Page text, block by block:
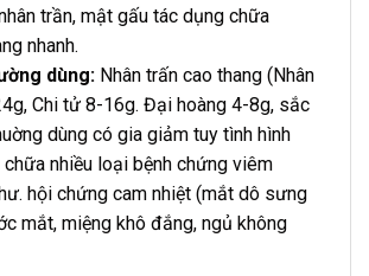
trần, mật gấu tác dụng chữa
nhanh.
dùng: Nhân trấn cao thang (Nhân
Chi tử 8-16g. Đại hoàng 4-8g, sắc
dùng có gia giảm tuy tình hình
chữa nhiều loại bệnh chứng viêm
hội chứng cam nhiệt (mắt dô sưng
mắt, miệng khô đắng, ngủ không